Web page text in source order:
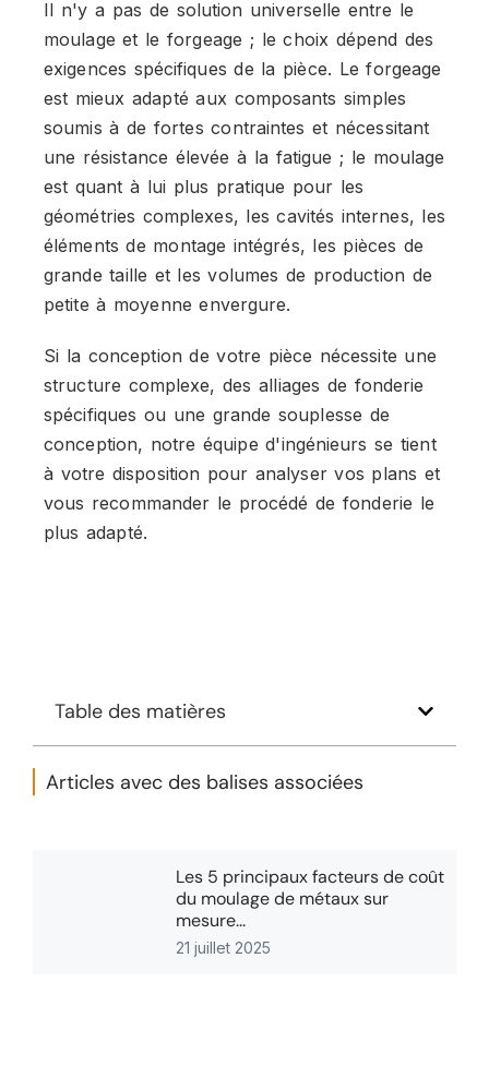
Il n'y a pas de solution universelle entre le
moulage et le forgeage ; le choix dépend des
exigences spécifiques de la pièce. Le forgeage
est mieux adapté aux composants simples
soumis à de fortes contraintes et nécessitant
une résistance élevée à la fatigue ; le moulage
est quant à lui plus pratique pour les
géométries complexes, les cavités internes, les
éléments de montage intégrés, les pièces de
grande taille et les volumes de production de
petite à moyenne envergure.
Si la conception de votre pièce nécessite une
structure complexe, des alliages de fonderie
spécifiques ou une grande souplesse de
conception, notre équipe d'ingénieurs se tient
à votre disposition pour analyser vos plans et
vous recommander le procédé de fonderie le
plus adapté.
Table des matières
Articles avec des balises associées
Les 5 principaux facteurs de coût
du moulage de métaux sur
mesure...
21 juillet 2025